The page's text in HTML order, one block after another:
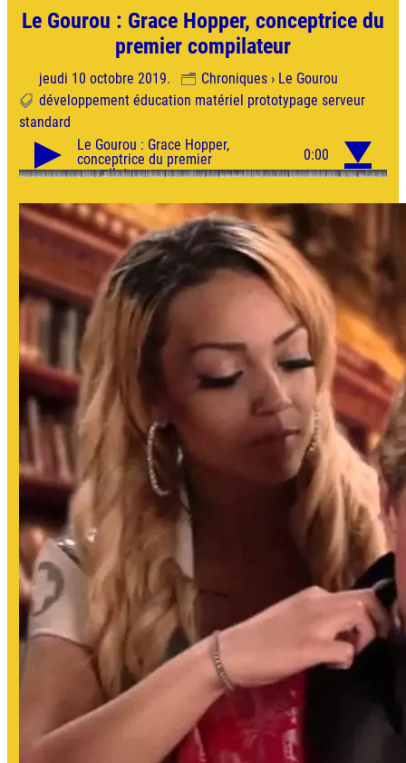
Le Gourou : Grace Hopper, conceptrice du
premier compilateur
jeudi 10 octobre 2019.
Chroniques › Le Gourou
développement éducation matériel prototypage serveur
standard